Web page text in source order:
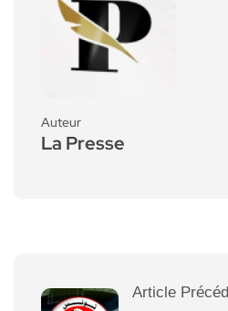
Auteur
La Presse
Article